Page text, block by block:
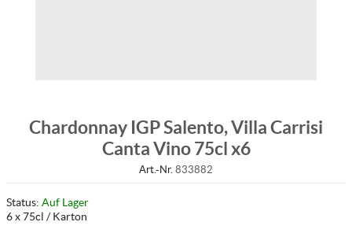
Chardonnay IGP Salento, Villa Carrisi
Canta Vino 75cl x6
Art.-Nr. 833882
Status: Auf Lager
6 x 75cl / Karton